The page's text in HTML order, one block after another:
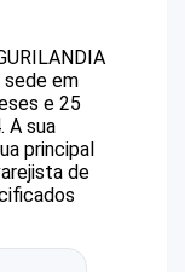
sede em
e 25
A sua
principal
de